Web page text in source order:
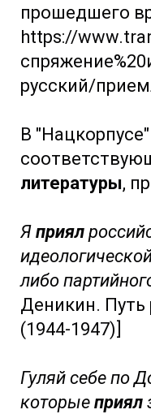
прошедшего
https://
русский/
В
литературы,
Я приял
либо
Деникин. Путь
(1944-1947)]
Гуляй себе по
которые приял